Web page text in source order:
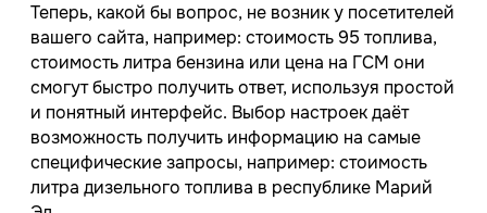
Теперь, какой бы вопрос, не возник у посетителей
вашего сайта, например: стоимость 95 топлива,
стоимость литра бензина или цена на ГСМ они
смогут быстро получить ответ, используя простой
и понятный интерфейс. Выбор настроек даёт
возможность получить информацию на самые
специфические запросы, например: стоимость
литра дизельного топлива в республике Марий